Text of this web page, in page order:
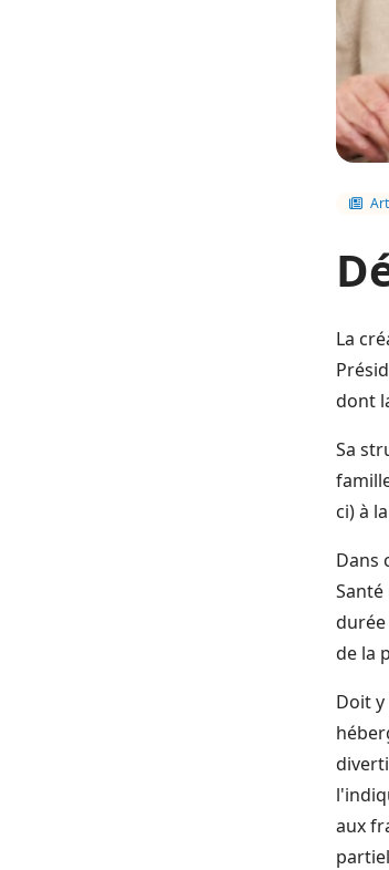
La
dont
Sa
ci) à
Dans
de la
Doit
aux